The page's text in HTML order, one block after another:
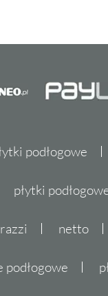
podłogowe
płytki
netto